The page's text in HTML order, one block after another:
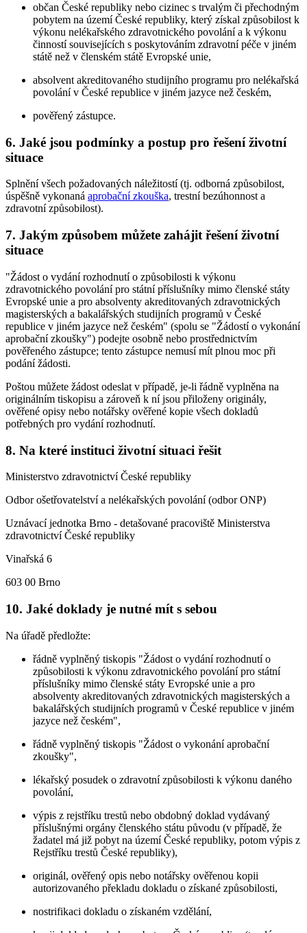
občan České republiky nebo cizinec s trvalým či přechodným
pobytem na území České republiky, který získal způsobilost k
výkonu nelékařského zdravotnického povolání a k výkonu
činností souvisejících s poskytováním zdravotní péče v jiném
státě než v členském státě Evropské unie,
absolvent akreditovaného studijního programu pro nelékařská
povolání v České republice v jiném jazyce než českém,
pověřený zástupce.
6. Jaké jsou podmínky a postup pro řešení životní
situace
Splnění všech požadovaných náležitostí (tj. odborná způsobilost,
úspěšně vykonaná aprobační zkouška, trestní bezúhonnost a
zdravotní způsobilost).
7. Jakým způsobem můžete zahájit řešení životní
situace
"Žádost o vydání rozhodnutí o způsobilosti k výkonu
zdravotnického povolání pro státní příslušníky mimo členské státy
Evropské unie a pro absolventy akreditovaných zdravotnických
magisterských a bakalářských studijních programů v České
republice v jiném jazyce než českém" (spolu se "Žádostí o vykonání
aprobační zkoušky") podejte osobně nebo prostřednictvím
pověřeného zástupce; tento zástupce nemusí mít plnou moc při
podání žádosti.
Poštou můžete žádost odeslat v případě, je-li řádně vyplněna na
originálním tiskopisu a zároveň k ní jsou přiloženy originály,
ověřené opisy nebo notářsky ověřené kopie všech dokladů
potřebných pro vydání rozhodnutí.
8. Na které instituci životní situaci řešit
Ministerstvo zdravotnictví České republiky
Odbor ošetřovatelství a nelékařských povolání (odbor ONP)
Uznávací jednotka Brno - detašované pracoviště Ministerstva
zdravotnictví České republiky
Vinařská 6
603 00 Brno
10. Jaké doklady je nutné mít s sebou
Na úřadě předložte:
řádně vyplněný tiskopis "Žádost o vydání rozhodnutí o
způsobilosti k výkonu zdravotnického povolání pro státní
příslušníky mimo členské státy Evropské unie a pro
absolventy akreditovaných zdravotnických magisterských a
bakalářských studijních programů v České republice v jiném
jazyce než českém",
řádně vyplněný tiskopis "Žádost o vykonání aprobační
zkoušky",
lékařský posudek o zdravotní způsobilosti k výkonu daného
povolání,
výpis z rejstříku trestů nebo obdobný doklad vydávaný
příslušnými orgány členského státu původu (v případě, že
žadatel má již pobyt na území České republiky, potom výpis z
Rejstříku trestů České republiky),
originál, ověřený opis nebo notářsky ověřenou kopii
autorizovaného překladu dokladu o získané způsobilosti,
nostrifikaci dokladu o získaném vzdělání,